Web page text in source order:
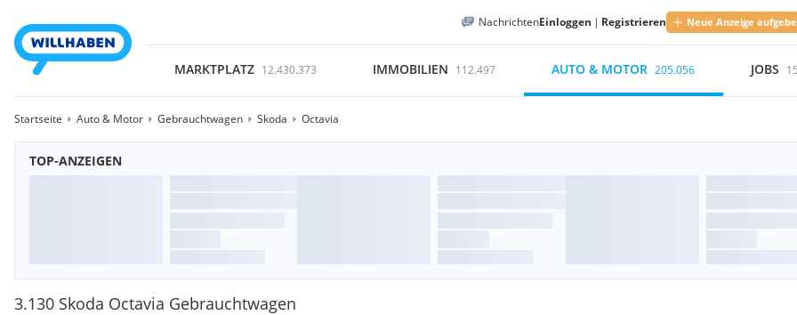
NachrichtenEinloggen | Registrieren Neue Anzeige
MARKTPLATZ 12.430.373 IMMOBILIEN 112.497 AUTO & MOTOR 205.056 JOBS
Startseite Auto & Motor Gebrauchtwagen Skoda Octavia
TOP-ANZEIGEN
3.130 Skoda Octavia Gebrauchtwagen